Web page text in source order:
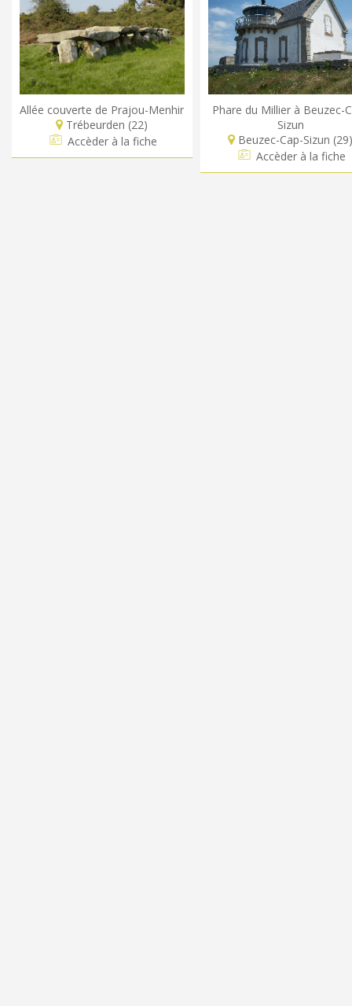
Allée couverte de Prajou-Menhir
Trébeurden (22)
Accèder à la fiche
Phare du Millier à Beuzec-
Sizun
Beuzec-Cap-Sizun
Accèder à la fiche